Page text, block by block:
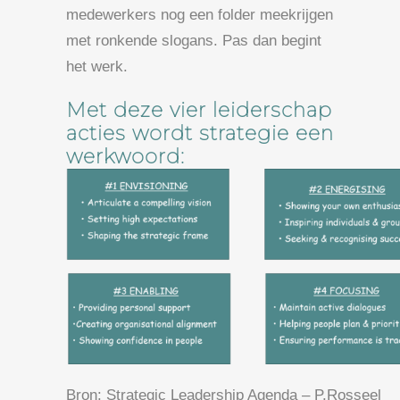
medewerkers nog een folder meekrijgen
met ronkende slogans. Pas dan begint
het werk.
Met deze vier leiderschap
acties wordt strategie een
werkwoord:
Bron: Strategic Leadership Agenda – P.Rosseel